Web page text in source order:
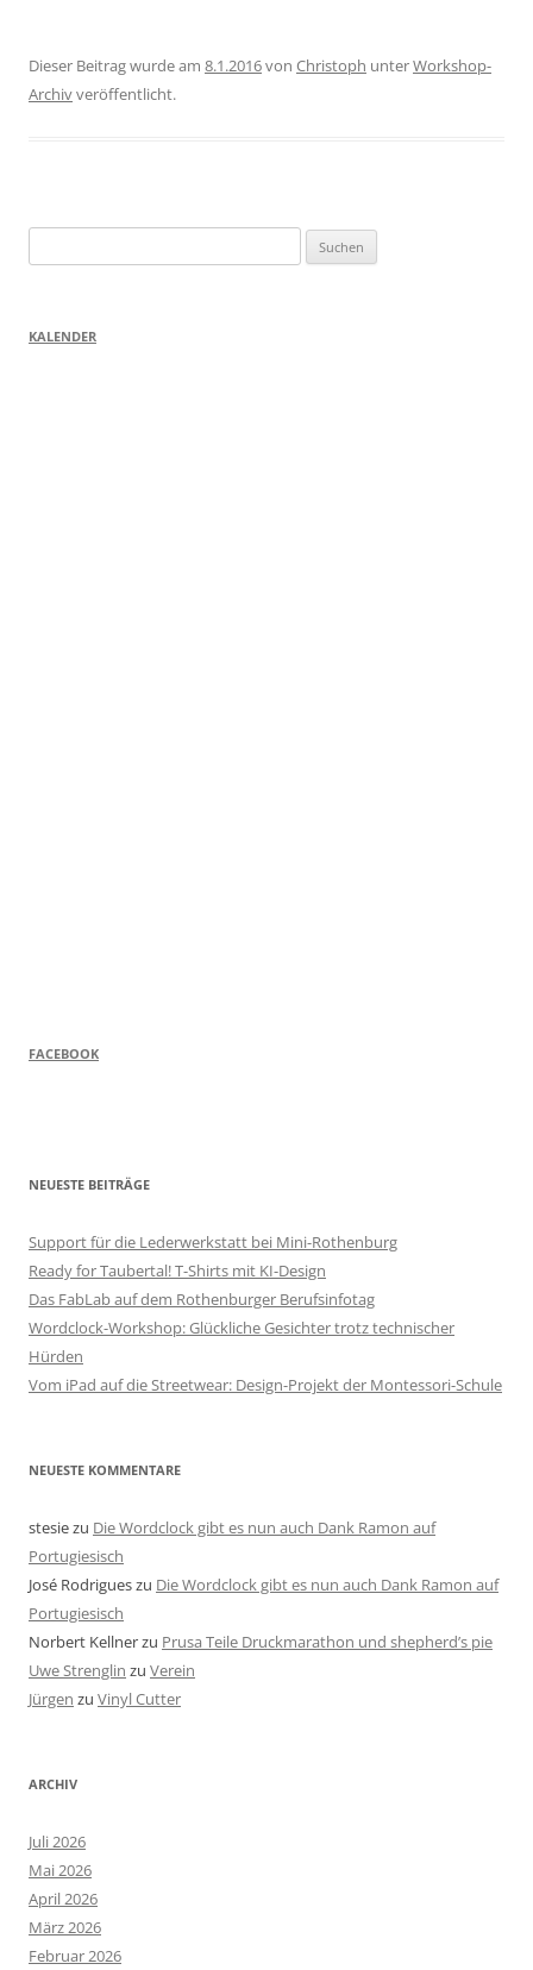
Dieser Beitrag wurde am 8.1.2016von Christoph unterWorkshop-
Archivveröffentlicht.
nach:
KALENDER
FACEBOOK
NEUESTE BEITRÄGE
Support für die Lederwerkstatt bei Mini-Rothenburg
Ready for Taubertal! T-Shirts mit KI-Design
Das FabLab auf dem Rothenburger Berufsinfotag
Wordclock-Workshop: Glückliche Gesichter trotz technischer
Hürden
Vom iPad auf die Streetwear: Design-Projekt der Montessori-Schule
NEUESTE KOMMENTARE
stesiezu Die Wordclock gibt es nun auch Dank Ramon auf
Portugiesisch
José Rodrigueszu Die Wordclock gibt es nun auch Dank Ramon auf
Portugiesisch
Norbert Kellnerzu Prusa Teile Druckmarathon und shepherd’s pie
Uwe Strenglin zu Verein
Jürgen zu Vinyl Cutter
ARCHIV
Juli 2026
Mai 2026
April 2026
März 2026
Februar 2026